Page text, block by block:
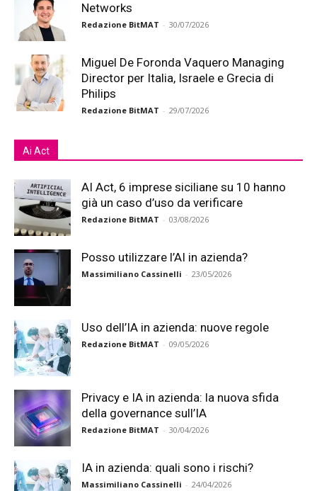
Networks
Redazione BitMAT - 30/07/2026
Miguel De Foronda Vaquero Managing
Director per Italia, Israele e Grecia di
Philips
Redazione BitMAT - 29/07/2026
Ai Act
AI Act, 6 imprese siciliane su 10 hanno
già un caso d’uso da verificare
Redazione BitMAT - 03/08/2026
Posso utilizzare l’AI in azienda?
Massimiliano Cassinelli - 23/05/2026
Uso dell’IA in azienda: nuove regole
Redazione BitMAT - 09/05/2026
Privacy e IA in azienda: la nuova sfida
della governance sull’IA
Redazione BitMAT - 30/04/2026
IA in azienda: quali sono i rischi?
Massimiliano Cassinelli - 24/04/2026